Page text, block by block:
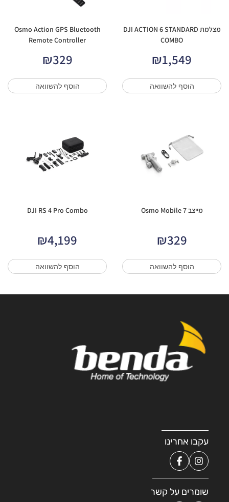
מצלמת DJI ACTION 6 STANDARD
COMBO
₪1,549
הוסף להשוואה
Osmo Action GPS Bluetooth
Remote Controller
₪329
הוסף להשוואה
מייצב Osmo Mobile 7
₪329
הוסף להשוואה
DJI RS 4 Pro Combo
₪4,199
הוסף להשוואה
עקבו אחרינו
שומרים על קשר